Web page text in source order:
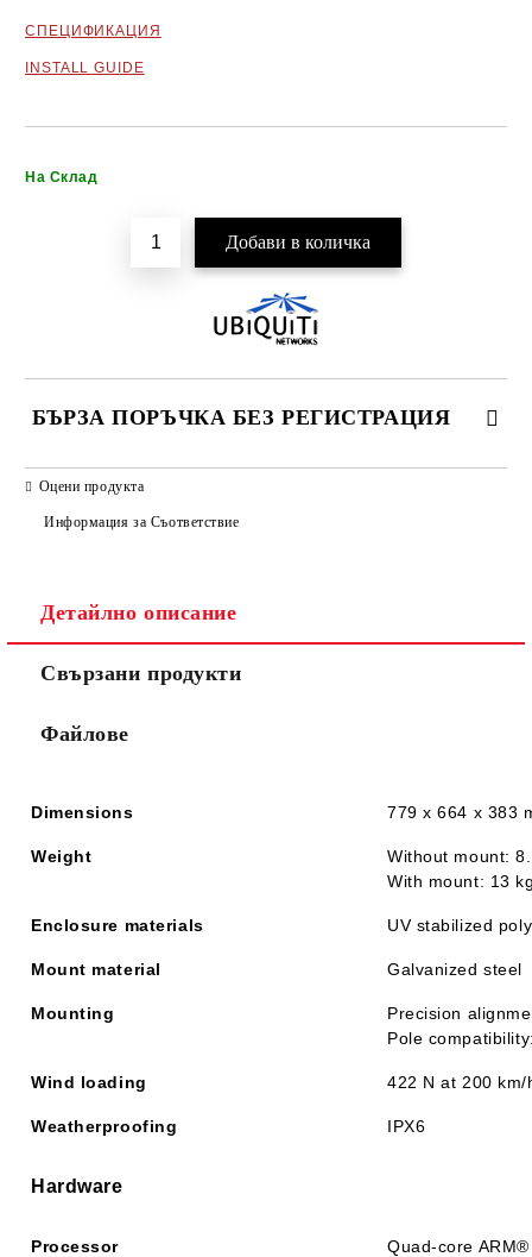
СПЕЦИФИКАЦИЯ
INSTALL GUIDE
На Склад
БЪРЗА ПОРЪЧКА БЕЗ РЕГИСТРАЦИЯ
Ние ще се свържем с вас в рамките на работния ден.
Оцени продукта
Информация за Съответствие
Детайлно описание
Свързани продукти
Файлове
Dimensions 779 x 664 x 383
Weight
Without mount:
With mount: 13
Enclosure materials UV stabilized
Mount material Galvanized steel
Mounting
Precision
Pole
Wind loading 422 N at 200
Weatherproofing IPX6
Hardware
Processor Quad-core